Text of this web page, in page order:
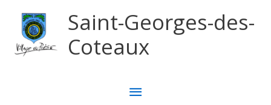
Saint-Georges-des-
Coteaux
MENU